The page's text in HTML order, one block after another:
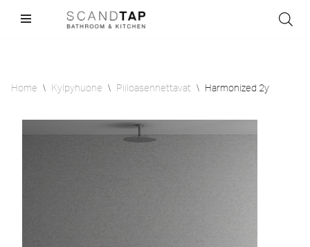
Home \ Kylpyhuone \ Piiloasennettavat \ Harmonized 2y